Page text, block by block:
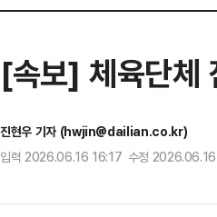
[속보] 체육단체
진현우 기자 (hwjin@dailian.co.kr)
입력 2026.06.16 16:17 수정